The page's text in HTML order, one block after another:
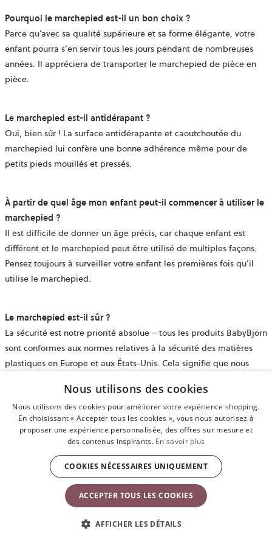
Pourquoi le marchepied est-il un bon choix ?
Parce qu’avec sa qualité supérieure et sa forme élégante, votre
enfant pourra s’en servir tous les jours pendant de nombreuses
années. Il appréciera de transporter le marchepied de pièce en
pièce.
Le marchepied est-il antidérapant ?
Oui, bien sûr ! La surface antidérapante et caoutchoutée du
marchepied lui confère une bonne adhérence même pour de
petits pieds mouillés et pressés.
À partir de quel âge mon enfant peut-il commencer à utiliser le
marchepied ?
Il est difficile de donner un âge précis, car chaque enfant est
différent et le marchepied peut être utilisé de multiples façons.
Pensez toujours à surveiller votre enfant les premières fois qu’il
utilise le marchepied.
Le marchepied est-il sûr ?
La sécurité est notre priorité absolue – tous les produits BabyBjörn
sont conformes aux normes relatives à la sécurité des matières
plastiques en Europe et aux États-Unis. Cela signifie que nous
afin de veiller à ce que nos produits soient exempts de bisphénol
A (BPA) et de substances nocives pour la santé.
Nous utilisons des cookies
Nous utilisons des cookies pour améliorer votre expérience shopping.
En choisissant « Accepter tous les cookies », vous nous autorisez à
proposer une expérience personnalisée, des offres sur mesure et
des contenus inspirants. En savoir plus
ACCEPTER TOUS LES COOKIES
COOKIES NÉCESSAIRES UNIQUEMENT
AFFICHER LES DÉTAILS